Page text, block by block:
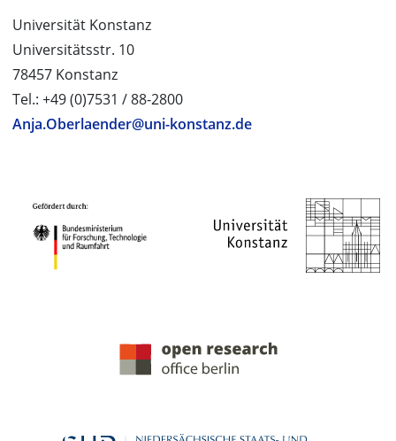
Universität Konstanz
Universitätsstr. 10
78457 Konstanz
Tel.: +49 (0)7531 / 88-2800
Anja.Oberlaender@uni-konstanz.de